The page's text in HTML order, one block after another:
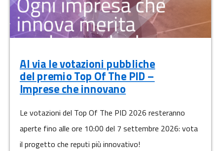
Al via le votazioni pubbliche
del premio Top Of The PID –
Imprese che innovano
Le votazioni del Top Of The PID 2026 resteranno
aperte fino alle ore 10:00 del 7 settembre 2026: vota
il progetto che reputi più innovativo!